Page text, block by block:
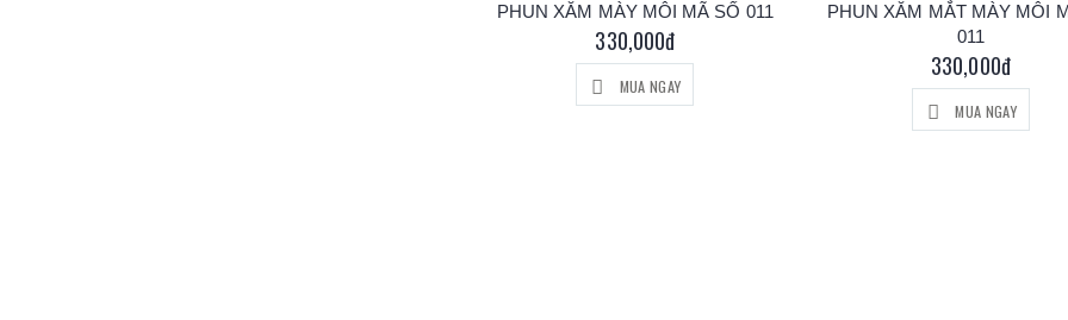
PHUN XĂM MÀY MÔI MÃ SỐ 011
330,000đ
MUA NGAY
PHUN XĂM MẮT MÀY MÔI
011
330,000đ
MUA NGAY